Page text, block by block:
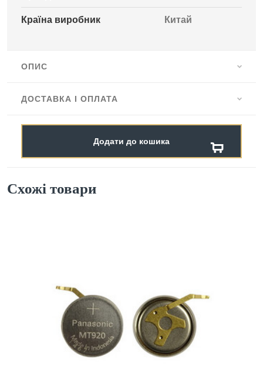
Країна виробник Китай
ОПИС
ДОСТАВКА І ОПЛАТА
Додати до кошика
Схожі товари